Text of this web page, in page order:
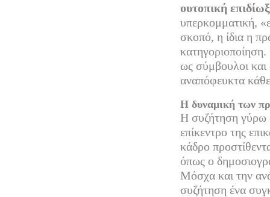
ok r
ουτοπική
υπερκομματική,
σκοπό, η ίδια η
ως σύμβουλοι και
αναπόφευκτα
Η δυναμική των
Η συζήτηση γύρω
επίκεντρο της
κάδρο
όπως ο
Μόσχα και την
συζήτηση ένα